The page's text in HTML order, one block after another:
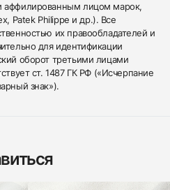
аффилированным лицом марок,
Patek Philippe и др.). Все
их правообладателей и
для идентификации
оборот третьими лицами
ст. 1487 ГК РФ («Исчерпание
знак»).